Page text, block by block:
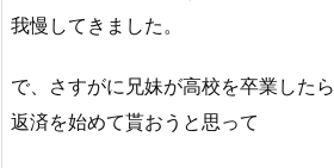
我慢してきました。
で、さすがに兄妹が高校を卒業したら
返済を始めて貰おうと思って